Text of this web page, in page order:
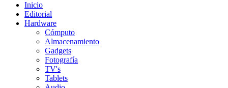
Inicio
Editorial
Hardware
Cómputo
Almacenamiento
Gadgets
Fotografía
TV's
Tablets